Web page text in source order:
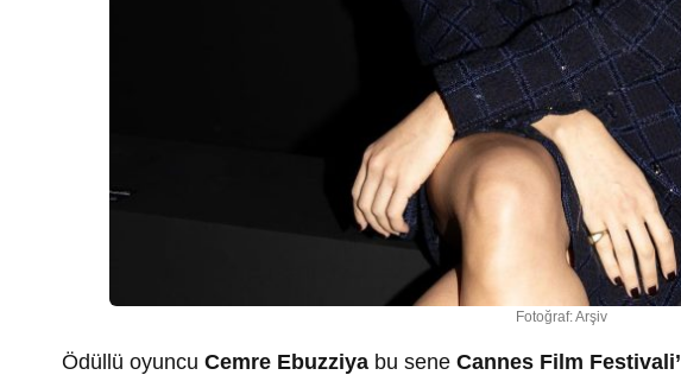
Fotoğraf: Arşiv
Ödüllü oyuncu Cemre Ebuzziya bu sene Cannes Film Festivali’